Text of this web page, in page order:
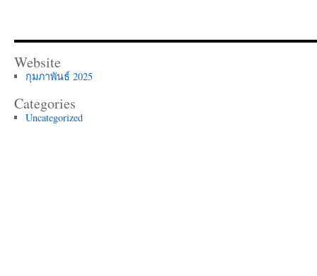
Website
กุมภาพันธ์ 2025
Categories
Uncategorized